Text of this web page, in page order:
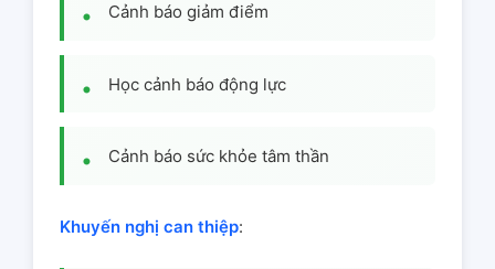
Cảnh báo giảm điểm
Học cảnh báo động lực
Cảnh báo sức khỏe tâm thần
Khuyến nghị can thiệp: